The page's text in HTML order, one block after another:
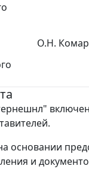
О.Н.
основании
и